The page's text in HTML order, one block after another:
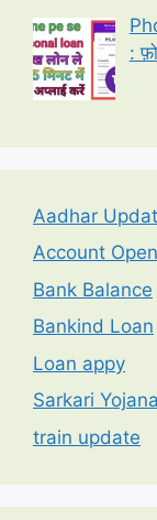
:
Aadhar
Account Open
Bank Balance
Bankind Loan
Loan appy
Sarkari Yojana
train update